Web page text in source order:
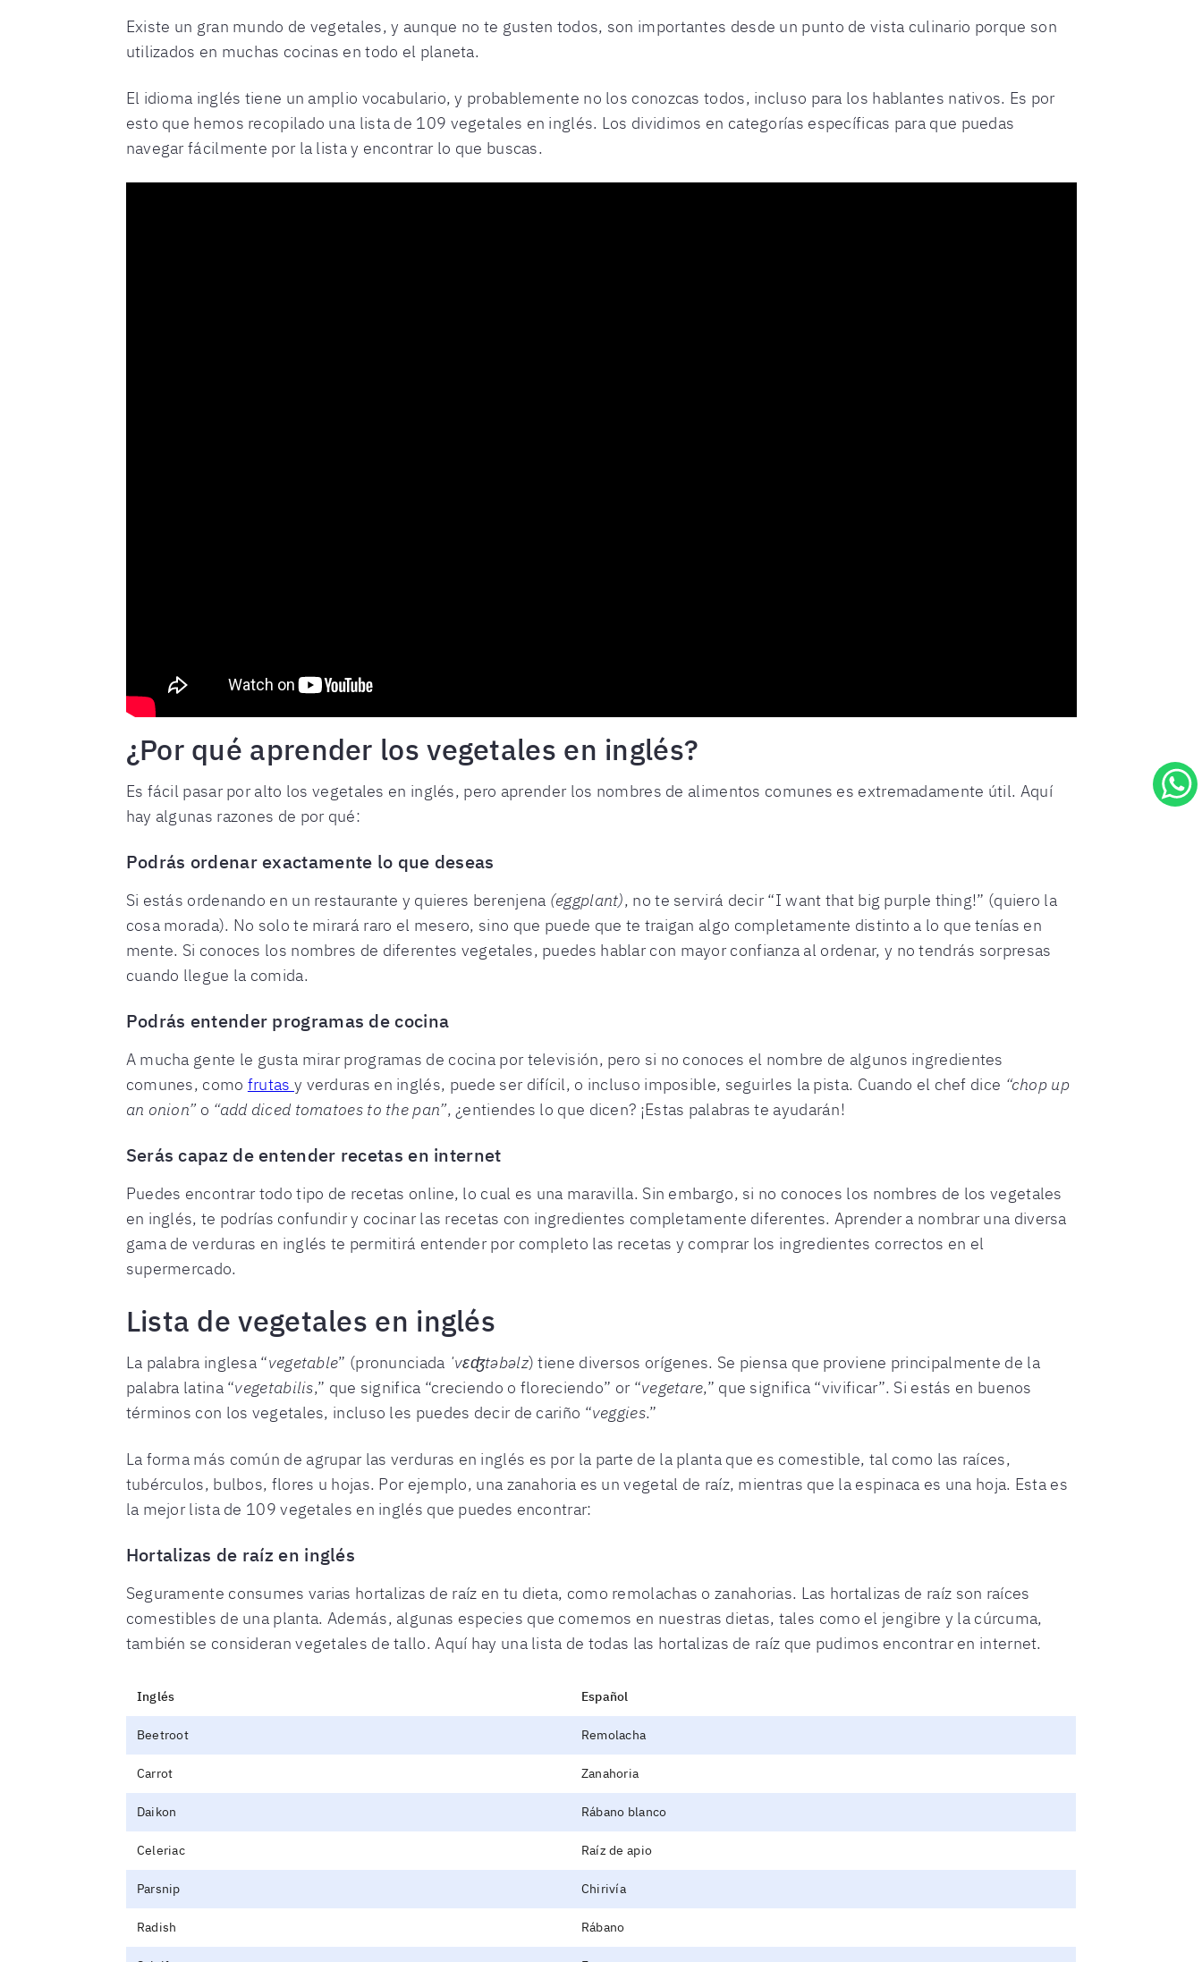
Existe un gran mundo de vegetales, y aunque no te gusten todos, son importantes desde un punto de vista culinario porque son
utilizados en muchas cocinas en todo el planeta.
El idioma inglés tiene un amplio vocabulario, y probablemente no los conozcas todos, incluso para los hablantes nativos. Es por
esto que hemos recopilado una lista de 109 vegetales en inglés. Los dividimos en categorías específicas para que puedas
navegar fácilmente por la lista y encontrar lo que buscas.
¿Por qué aprender los vegetales en inglés?
Es fácil pasar por alto los vegetales en inglés, pero aprender los nombres de alimentos comunes es extremadamente útil. Aquí
hay algunas razones de por qué:
Podrás ordenar exactamente lo que deseas
Si estás ordenando en un restaurante y quieres berenjena (eggplant), no te servirá decir “I want that big purple thing!” (quiero la
cosa morada). No solo te mirará raro el mesero, sino que puede que te traigan algo completamente distinto a lo que tenías en
mente. Si conoces los nombres de diferentes vegetales, puedes hablar con mayor confianza al ordenar, y no tendrás sorpresas
cuando llegue la comida.
Podrás entender programas de cocina
A mucha gente le gusta mirar programas de cocina por televisión, pero si no conoces el nombre de algunos ingredientes
comunes, como frutas y verduras en inglés, puede ser difícil, o incluso imposible, seguirles la pista. Cuando el chef dice “chop up
an onion” o “add diced tomatoes to the pan”, ¿entiendes lo que dicen? ¡Estas palabras te ayudarán!
Serás capaz de entender recetas en internet
Puedes encontrar todo tipo de recetas online, lo cual es una maravilla. Sin embargo, si no conoces los nombres de los vegetales
en inglés, te podrías confundir y cocinar las recetas con ingredientes completamente diferentes. Aprender a nombrar una diversa
gama de verduras en inglés te permitirá entender por completo las recetas y comprar los ingredientes correctos en el
supermercado.
Lista de vegetales en inglés
La palabra inglesa “vegetable” (pronunciada ˈvɛʤtəbəlz) tiene diversos orígenes. Se piensa que proviene principalmente de la
palabra latina “vegetabilis,” que significa “creciendo o floreciendo” or “vegetare,” que significa “vivificar”. Si estás en buenos
términos con los vegetales, incluso les puedes decir de cariño “veggies.”
La forma más común de agrupar las verduras en inglés es por la parte de la planta que es comestible, tal como las raíces,
tubérculos, bulbos, flores u hojas. Por ejemplo, una zanahoria es un vegetal de raíz, mientras que la espinaca es una hoja. Esta es
la mejor lista de 109 vegetales en inglés que puedes encontrar:
Hortalizas de raíz en inglés
Seguramente consumes varias hortalizas de raíz en tu dieta, como remolachas o zanahorias. Las hortalizas de raíz son raíces
comestibles de una planta. Además, algunas especies que comemos en nuestras dietas, tales como el jengibre y la cúrcuma,
también se consideran vegetales de tallo. Aquí hay una lista de todas las hortalizas de raíz que pudimos encontrar en internet.
Inglés Español
Beetroot Remolacha
Carrot Zanahoria
Daikon Rábano blanco
Celeriac Raíz de apio
Parsnip Chirivía
Radish Rábano